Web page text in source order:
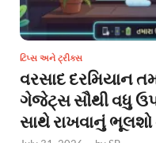
ટિપ્સ અને ટ્રીક્સ
વરસાદ દરમિયાન
ગેજેટ્સ સૌથી વધુ
સાથે રાખવાનું ભૂલશો